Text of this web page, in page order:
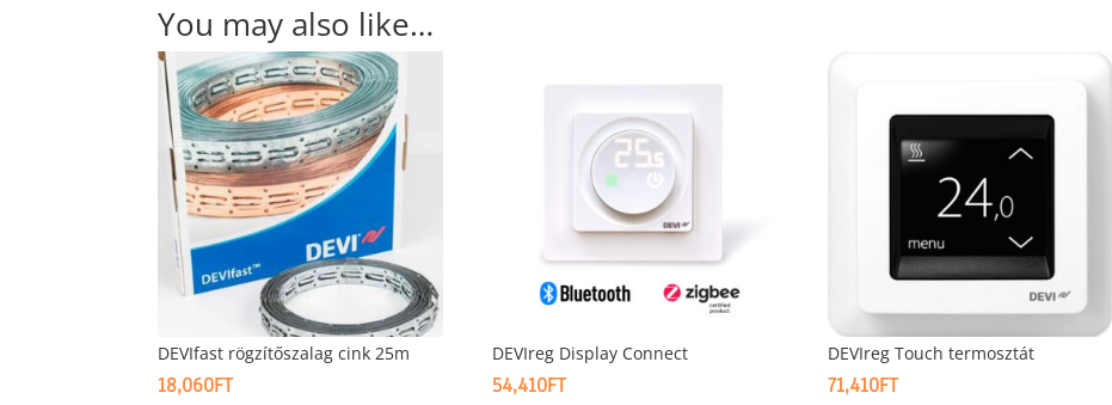
You may also like…
DEVIfast rögzítőszalag cink 25m
18,060FT
DEVIreg Display Connect
54,410FT
DEVIreg Touch termosztát
71,410FT